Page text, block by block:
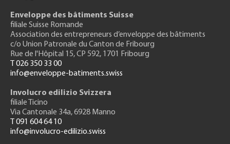
Enveloppe des bâtiments Suisse
filiale Suisse Romande
Association des entrepreneurs d’enveloppe des bâtiments
c/o Union Patronale du Canton de Fribourg
Rue de l'Hôpital 15, CP 592, 1701 Fribourg
T 026 350 33 00
info@enveloppe-batiments.swiss
Involucro edilizio Svizzera
filiale Ticino
Via Cantonale 34a, 6928 Manno
T 091 604 64 10
info@involucro-edilizio.swiss